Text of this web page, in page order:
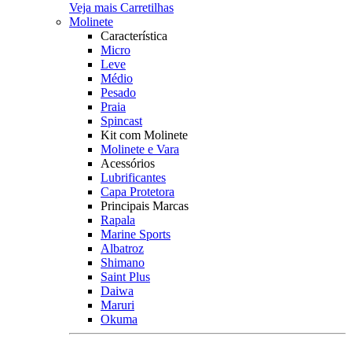
Veja mais Carretilhas
Molinete
Característica
Micro
Leve
Médio
Pesado
Praia
Spincast
Kit com Molinete
Molinete e Vara
Acessórios
Lubrificantes
Capa Protetora
Principais Marcas
Rapala
Marine Sports
Albatroz
Shimano
Saint Plus
Daiwa
Maruri
Okuma